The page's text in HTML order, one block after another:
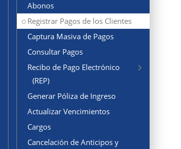
Abonos
Registrar Pagos de los Clientes
Captura Masiva de Pagos
Consultar Pagos
Recibo de Pago Electrónico
(REP)
Generar Póliza de Ingreso
Actualizar Vencimientos
Cargos
Cancelación de Anticipos y